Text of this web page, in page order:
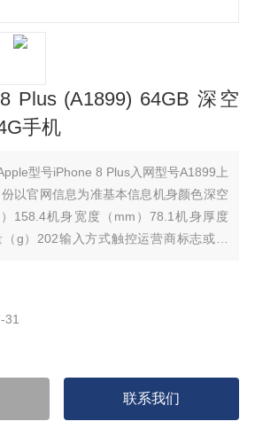
Plus (A1899) 64GB 深空
手机
型号iPhone 8 Plus入网型号A1899上
以官网信息为准基本信息机身颜色深空
158.4机身宽度（mm）78.1机身厚度
（g）202输入方式触控运营商标志或内
31
联系我们